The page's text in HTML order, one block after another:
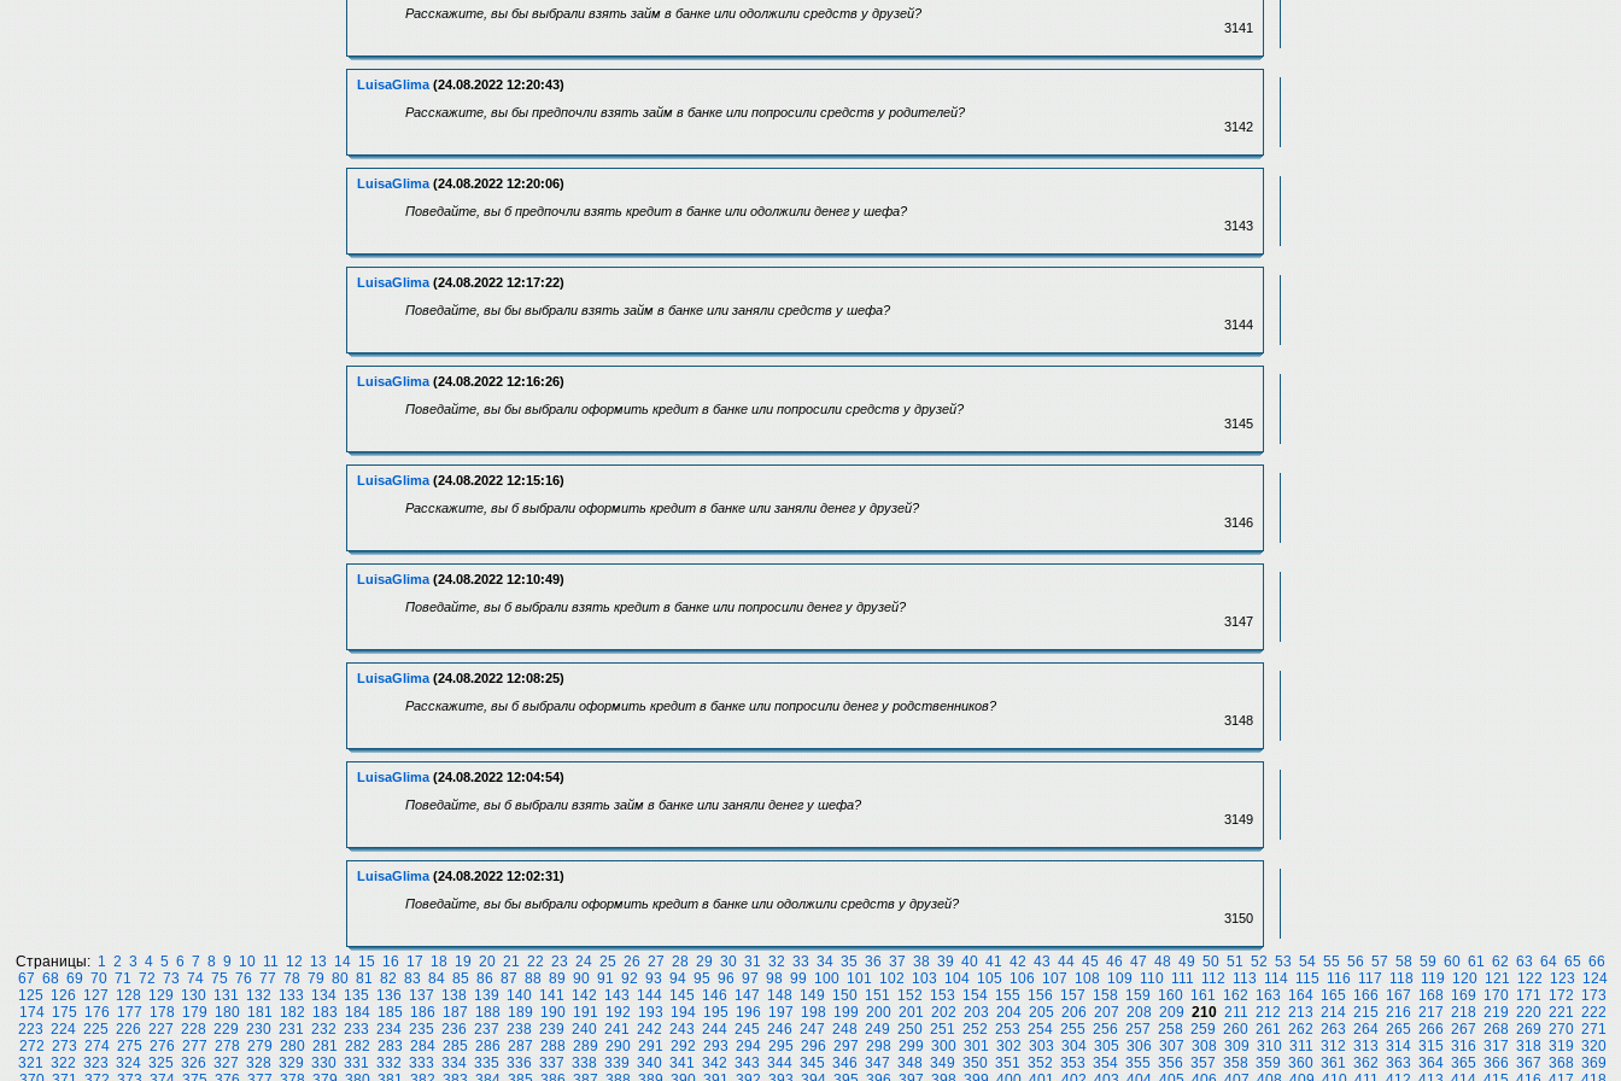
Расскажите, вы бы выбрали взять займ в банке или одолжили средств у друзей?
3141
LuisaGlima (24.08.2022 12:20:43)
Расскажите, вы бы предпочли взять займ в банке или попросили средств у родителей?
3142
LuisaGlima (24.08.2022 12:20:06)
Поведайте, вы б предпочли взять кредит в банке или одолжили денег у шефа?
3143
LuisaGlima (24.08.2022 12:17:22)
Поведайте, вы бы выбрали взять займ в банке или заняли средств у шефа?
3144
LuisaGlima (24.08.2022 12:16:26)
Поведайте, вы бы выбрали оформить кредит в банке или попросили средств у друзей?
3145
LuisaGlima (24.08.2022 12:15:16)
Расскажите, вы б выбрали оформить кредит в банке или заняли денег у друзей?
3146
LuisaGlima (24.08.2022 12:10:49)
Поведайте, вы б выбрали взять кредит в банке или попросили денег у друзей?
3147
LuisaGlima (24.08.2022 12:08:25)
Расскажите, вы б выбрали оформить кредит в банке или попросили денег у родственников?
3148
LuisaGlima (24.08.2022 12:04:54)
Поведайте, вы б выбрали взять займ в банке или заняли денег у шефа?
3149
LuisaGlima (24.08.2022 12:02:31)
Поведайте, вы бы выбрали оформить кредит в банке или одолжили средств у друзей?
3150
Страницы: 1 2 3 4 5 6 7 8 9 10 11 12 13 14 15 16 17 18 19 20 21 22 23 24 25 26 27 28 29 30 31 32 33 34 35 36 37 38 39 40 41 42 43 44 45 46 47 48 49 50 51 52 53 54 55 56 57 58 59 60 61 62 63 64 65 66
67 68 69 70 71 72 73 74 75 76 77 78 79 80 81 82 83 84 85 86 87 88 89 90 91 92 93 94 95 96 97 98 99 100 101 102 103 104 105 106 107 108 109 110 111 112 113 114 115 116 117 118 119 120 121 122 123 124
125 126 127 128 129 130 131 132 133 134 135 136 137 138 139 140 141 142 143 144 145 146 147 148 149 150 151 152 153 154 155 156 157 158 159 160 161 162 163 164 165 166 167 168 169 170 171 172 173
174 175 176 177 178 179 180 181 182 183 184 185 186 187 188 189 190 191 192 193 194 195 196 197 198 199 200 201 202 203 204 205 206 207 208 209 210 211 212 213 214 215 216 217 218 219 220 221
222
223 224 225 226 227 228 229 230 231 232 233 234 235 236 237 238 239 240 241 242 243 244 245 246 247 248 249 250 251 252 253 254 255 256 257 258 259 260 261 262 263 264 265 266 267 268 269 270 271
272 273 274 275 276 277 278 279 280 281 282 283 284 285 286 287 288 289 290 291 292 293 294 295 296 297 298 299 300 301 302 303 304 305 306 307 308 309 310 311 312 313 314 315 316 317 318 319 320
321
322 323 324 325 326 327 328 329 330 331 332 333 334 335 336 337 338 339 340 341 342 343 344 345 346 347 348 349 350 351 352 353 354 355 356 357 358 359 360 361 362 363 364 365 366 367 368 369